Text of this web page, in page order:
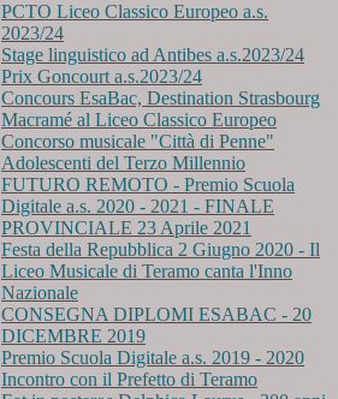
PCTO Liceo Classico Europeo a.s.
2023/24
Stage linguistico ad Antibes a.s.2023/24
Prix Goncourt a.s.2023/24
Concours EsaBac, Destination Strasbourg
Macramé al Liceo Classico Europeo
Concorso musicale "Città di Penne"
Adolescenti del Terzo Millennio
FUTURO REMOTO - Premio Scuola
Digitale a.s. 2020 - 2021 - FINALE
PROVINCIALE 23 Aprile 2021
Festa della Repubblica 2 Giugno 2020 - Il
Liceo Musicale di Teramo canta l'Inno
Nazionale
CONSEGNA DIPLOMI ESABAC - 20
DICEMBRE 2019
Premio Scuola Digitale a.s. 2019 - 2020
Incontro con il Prefetto di Teramo